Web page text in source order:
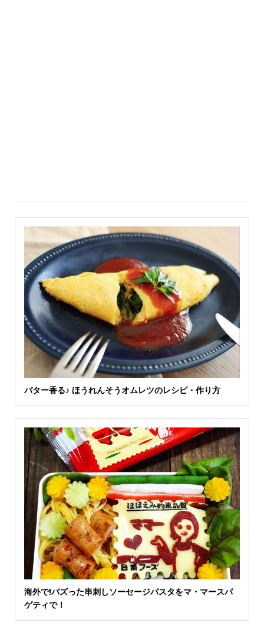
バター香る♪ ほうれんそうオムレツのレシピ・作り方
海外で!バズった串刺しソーセージパスタをマ・マースパ
ゲティで！